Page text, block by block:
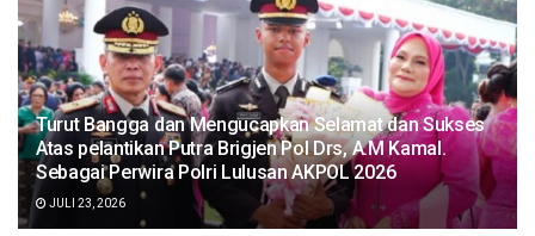
Turut Bangga dan Mengucapkan Selamat dan Sukses
Atas pelantikan Putra Brigjen Pol Drs, A.M Kamal.
Sebagai Perwira Polri Lulusan AKPOL 2026
JULI 23, 2026